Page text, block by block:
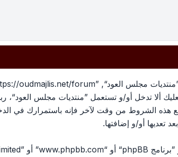
ألا تدخل أو/و تستعمل ”منتديات مجلس
هذه الشروط من وقت لآخر فإنه باستمرارك في
تعديها أو/و إضافتها.